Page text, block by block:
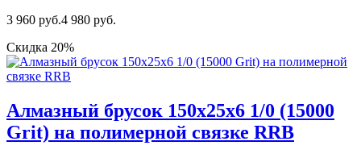
3 960 руб.4 980 руб.
Скидка 20%
Алмазный брусок 150х25х6 1/0 (15000
Grit) на полимерной связке RRB